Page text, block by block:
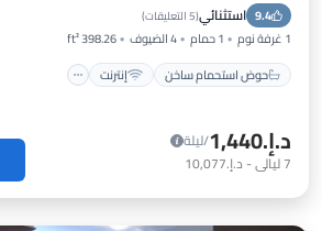
9.4 استثنائي(5 التعليقات )
1 غرفة نوم 1 حمام 4 الضيوف
398.26 ft²
حوض استحمام ساخن
إنترنت
مناسب لذوي الاحتياجات الخاصة
د.إ.‏1,440
/ليلة
7ليالي- د.إ.‏10,077